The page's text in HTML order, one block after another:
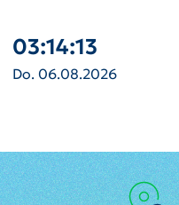
03:14:14
Do. 06.08.2026